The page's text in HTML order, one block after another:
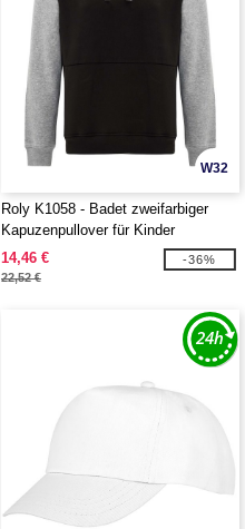
W32
Roly K1058 - Badet zweifarbiger
Kapuzenpullover für Kinder
14,46 €
22,52 €
-36%